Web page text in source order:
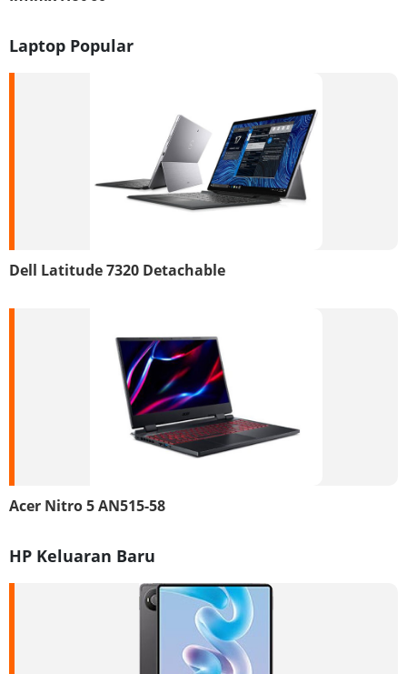
Laptop Popular
Dell Latitude 7320 Detachable
Acer Nitro 5 AN515-58
HP Keluaran Baru